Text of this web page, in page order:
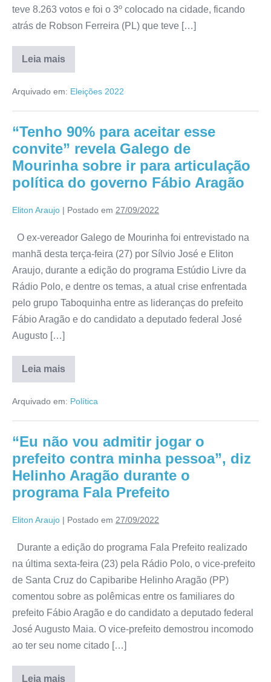
teve 8.263 votos e foi o 3º colocado na cidade, ficando
atrás de Robson Ferreira (PL) que teve […]
Leia mais
Arquivado em: Eleições 2022
“Tenho 90% para aceitar esse
convite” revela Galego de
Mourinha sobre ir para articulação
política do governo Fábio Aragão
Eliton Araujo | Postado em 27/09/2022
O ex-vereador Galego de Mourinha foi entrevistado na
manhã desta terça-feira (27) por Sílvio José e Eliton
Araujo, durante a edição do programa Estúdio Livre da
Rádio Polo, e dentre os temas, a atual crise enfrentada
pelo grupo Taboquinha entre as lideranças do prefeito
Fábio Aragão e do candidato a deputado federal José
Augusto […]
Leia mais
Arquivado em: Política
“Eu não vou admitir jogar o
prefeito contra minha pessoa”, diz
Helinho Aragão durante o
programa Fala Prefeito
Eliton Araujo | Postado em 27/09/2022
Durante a edição do programa Fala Prefeito realizado
na última sexta-feira (23) pela Rádio Polo, o vice-prefeito
de Santa Cruz do Capibaribe Helinho Aragão (PP)
comentou sobre as polêmicas entre os familiares do
prefeito Fábio Aragão e do candidato a deputado federal
José Augusto Maia. O vice-prefeito demostrou incomodo
ao ter seu nome citado […]
Leia mais